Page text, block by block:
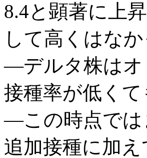
8.4と顕著に上
して高くはな
―デルタ株はオ
接種率が低く
―この時点では
追加接種に加